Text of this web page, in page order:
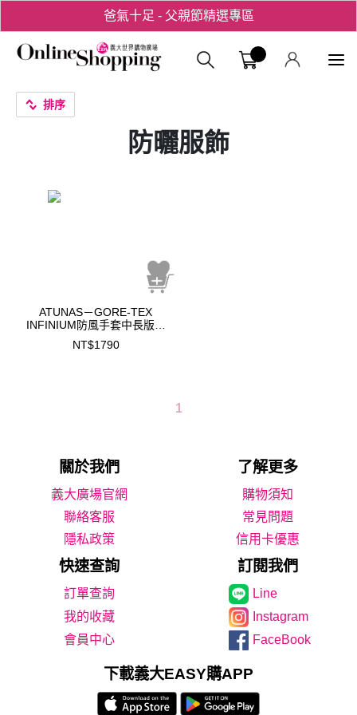
爸氣十足 - 父親節精選專區
用心愛你！七夕星選禮遇！義大購物
排序
防曬服飾
ATUNAS－GORE-TEX
INFINIUM防風手套中長版｜
A2AGEE03N
NT$1790
1
關於我們 了解更多
義大廣場官網
購物須知
聯絡客服
常見問題
隱私政策
信用卡優惠
快速查詢 訂閱我們
Line
我的收藏
Instagram
會員中心
FaceBook
下載義大EASY購APP